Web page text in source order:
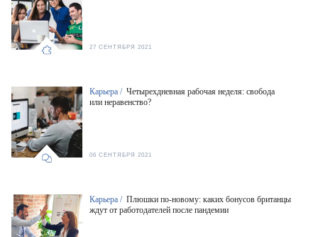
27 СЕНТЯБРЯ 2021
Карьера / Четырехдневная рабочая неделя: свобода
или неравенство?
06 СЕНТЯБРЯ 2021
Карьера / Плюшки по-новому: каких бонусов британцы
ждут от работодателей после пандемии